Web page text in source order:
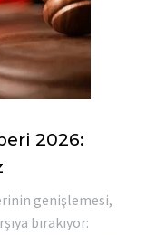
2026:
genişlemesi,
bırakıyor: